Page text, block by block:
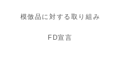
模倣品に対する取り組み
FD宣言